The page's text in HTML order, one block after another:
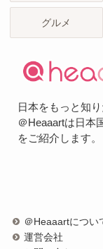
グルメ
日本をもっと知
＠Heaaartは日本
をご紹介します。
＠Heaaartについ
運営会社